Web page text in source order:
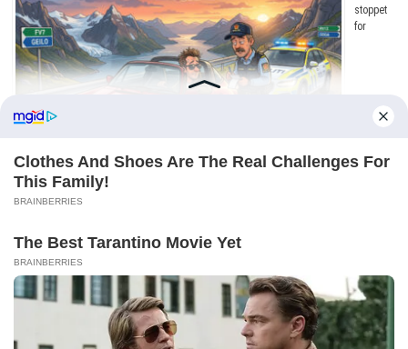
stoppet
for
råkjøring. Grunnen? Jeg ler så tårene triller!
Copyright © 2026Dagens Beste . Drevet avWordPress ogBam